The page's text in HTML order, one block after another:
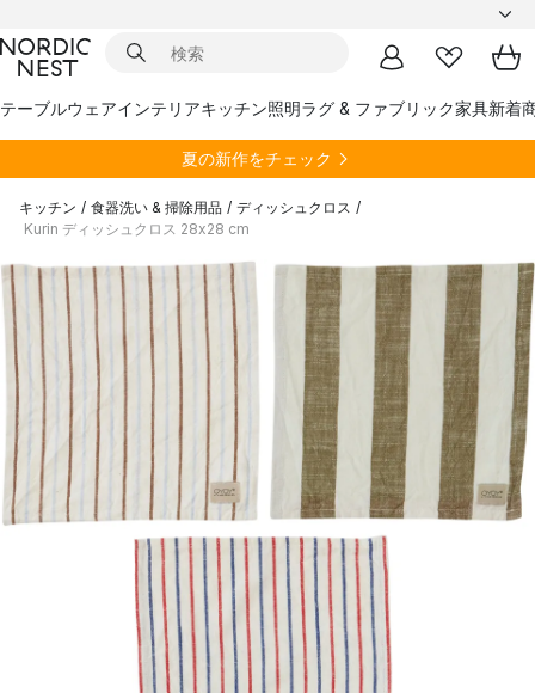
テーブルウェアインテリアキッチン照明ラグ & ファブリック家具新着
夏の新作をチェック
キッチン / 食器洗い & 掃除用品 / ディッシュクロス /
Kurin ディッシュクロス 28x28 cm